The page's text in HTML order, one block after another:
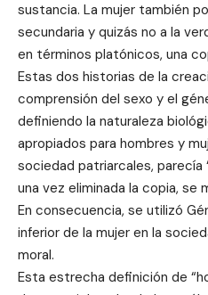
sustancia. La mujer también
secundaria y quizás no a la
en términos platónicos, una
Estas dos historias de la
comprensión del sexo y el
definiendo la naturaleza
apropiados para hombres y
sociedad patriarcales, parecía
una vez eliminada la copia, se
En consecuencia, se utilizó
inferior de la mujer en la
moral.
Esta estrecha definición de